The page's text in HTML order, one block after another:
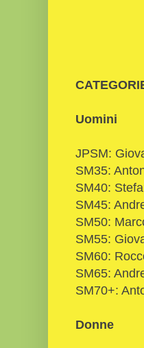
Uomini
JPSM:
SM35:
SM40:
SM45:
SM50:
SM55:
SM60:
SM65:
SM70+:
Donne